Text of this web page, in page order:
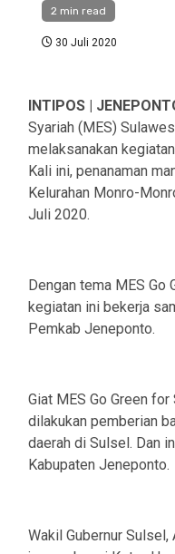
2 min read
30 Juli 2020
INTIPOS |
Syariah (MES)
melaksanakan
Kali ini, penanaman
Kelurahan Monro-
Juli 2020.
Dengan tema MES Go
kegiatan ini bekerja
Pemkab Jeneponto.
Giat MES Go Green
dilakukan pemberian
daerah di Sulsel. Dan
Kabupaten Jeneponto.
Wakil Gubernur Sulsel,